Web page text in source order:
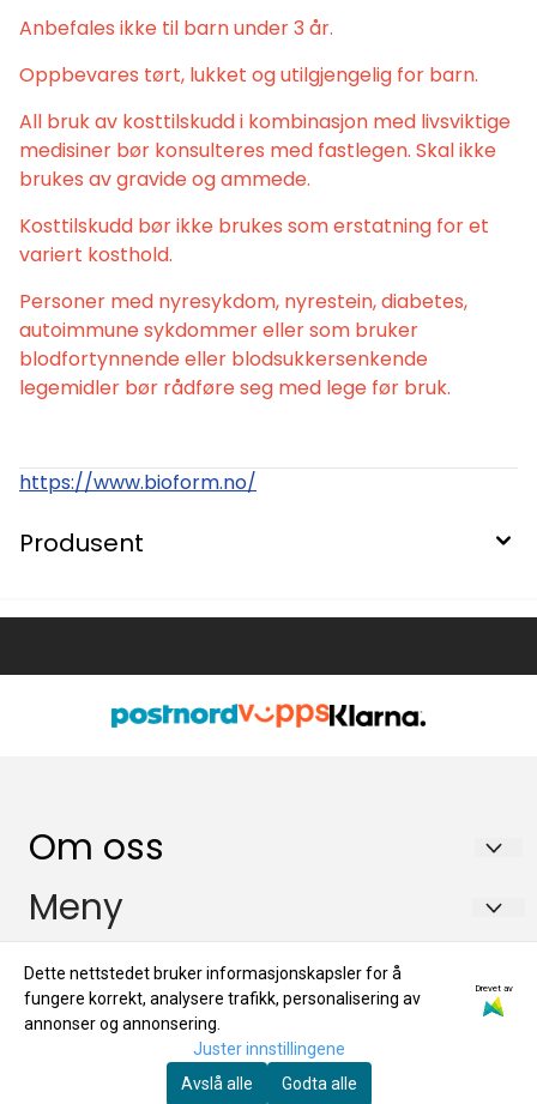
Anbefales ikke til barn under 3 år.
Oppbevares tørt, lukket og utilgjengelig for barn.
All bruk av kosttilskudd i kombinasjon med livsviktige
medisiner bør konsulteres med fastlegen. Skal ikke
brukes av gravide og ammede.
Kosttilskudd bør ikke brukes som erstatning for et
variert kosthold.
Personer med nyresykdom, nyrestein, diabetes,
autoimmune sykdommer eller som bruker
blodfortynnende eller blodsukkersenkende
legemidler bør rådføre seg med lege før bruk.
https://www.bioform.no/
Produsent
Om oss
Bioform AS
Postboks 87
9315 SØRREISA
Org. nr. 981502949
Meny
nyh3
Info
Nyhetsbrev
Nyhetsbrev
Registrer deg for å motta nyheter og tilbud!
Dette nettstedet bruker informasjonskapsler for å
fungere korrekt, analysere trafikk, personalisering av
annonser og annonsering.
Drevet av
Juster innstillingene
Avslå alle
Godta alle